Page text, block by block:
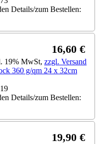
Details/zum Bestellen:
16,60 €
19% MwSt, zzgl. Versand
360 g/qm 24 x 32cm
Details/zum Bestellen:
19,90 €